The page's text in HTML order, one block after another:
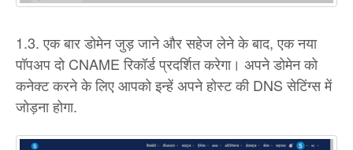
1.3. एक बार डोमेन जुड़ जाने और सहेज लेने के बाद, एक नया
पॉपअप दो CNAME रिकॉर्ड प्रदर्शित करेगा। अपने डोमेन को
कनेक्ट करने के लिए आपको इन्हें अपने होस्ट की DNS सेटिंग्स में
जोड़ना होगा.